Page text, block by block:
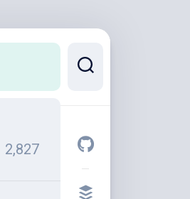
2,827